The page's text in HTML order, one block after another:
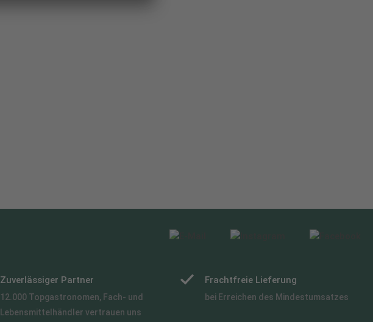
Zuverlässiger Partner
12.000 Topgastronomen, Fach- und
Lebensmittelhändler vertrauen uns
Frachtfreie Lieferung
bei Erreichen des Mindestumsatzes